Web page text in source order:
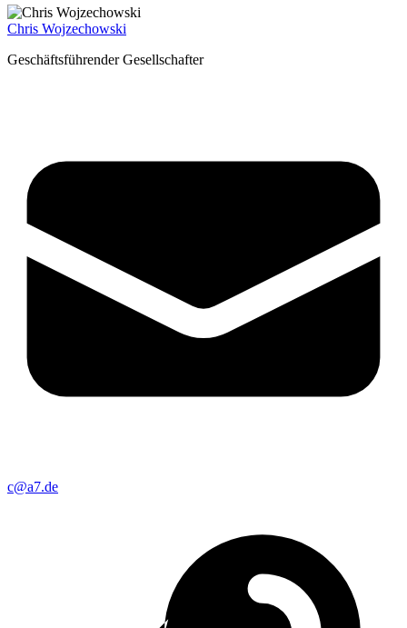
Chris Wojzechowski
Geschäftsführender Gesellschafter
c@a7.de